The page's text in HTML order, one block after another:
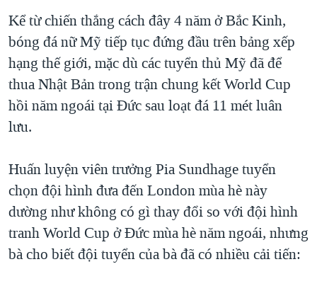
Kể từ chiến thắng cách đây 4 năm ở Bắc Kinh,
bóng đá nữ Mỹ tiếp tục đứng đầu trên bảng xếp
hạng thế giới, mặc dù các tuyển thủ Mỹ đã để
thua Nhật Bản trong trận chung kết World Cup
hồi năm ngoái tại Ðức sau loạt đá 11 mét luân
lưu.
Huấn luyện viên trưởng Pia Sundhage tuyển
chọn đội hình đưa đến London mùa hè này
dường như không có gì thay đổi so với đội hình
tranh World Cup ở Ðức mùa hè năm ngoái, nhưng
bà cho biết đội tuyển của bà đã có nhiều cải tiến: